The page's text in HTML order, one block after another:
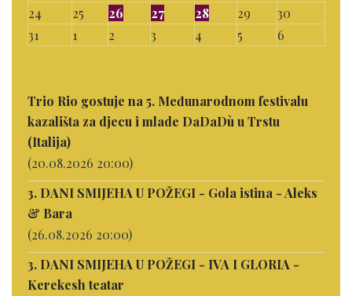
24
25 26 27 28 29
30
31
1 2 3 4 5 6
Trio Rio gostuje na 5. Međunarodnom festivalu
kazališta za djecu i mlade DaDaDù u Trstu
(Italija)
(20.08.2026 20:00)
3. DANI SMIJEHA U POŽEGI - Gola istina - Aleks
& Bara
(26.08.2026 20:00)
3. DANI SMIJEHA U POŽEGI - IVA I GLORIA -
Kerekesh teatar